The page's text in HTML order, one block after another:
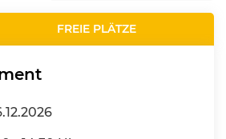
FREIE PLÄTZE